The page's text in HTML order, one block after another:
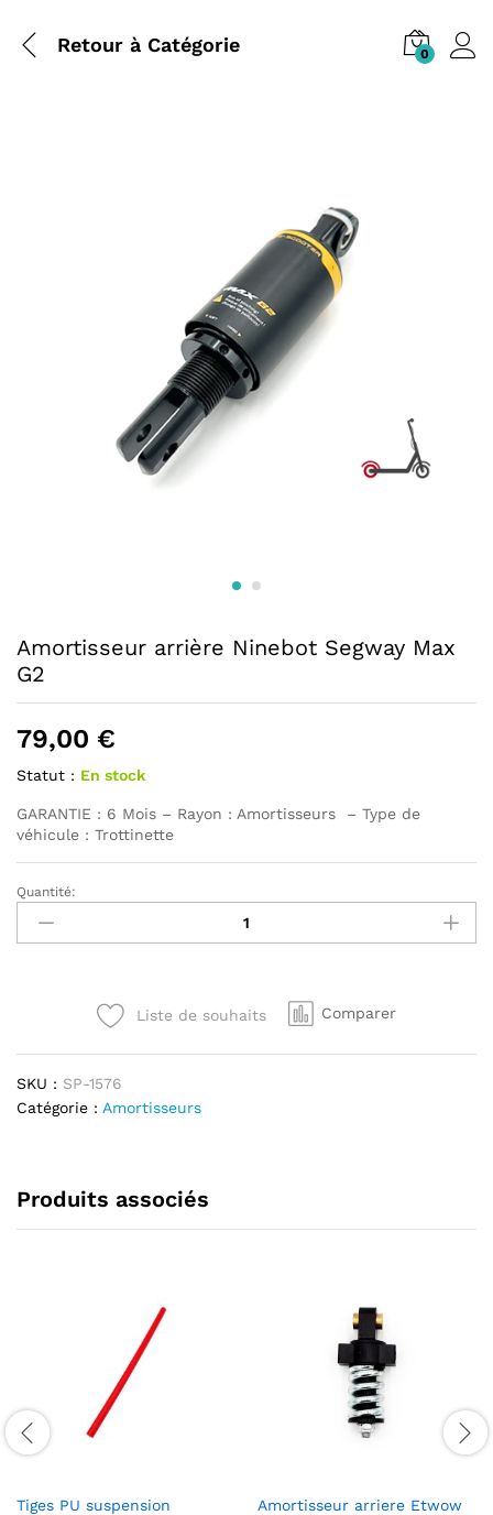
Retour à Catégorie 0
Amortisseur arrière Ninebot Segway Max
G2
79,00 €
Statut : En stock
GARANTIE : 6 Mois – Rayon : Amortisseurs – Type de
véhicule : Trottinette
Amortisseur
arrière
Ninebot
Quantité:
Liste de souhaits Comparer
SKU : SP-1576
Catégorie : Amortisseurs
Produits associés
Tiges PU suspension
Amortisseur arriere Etwow